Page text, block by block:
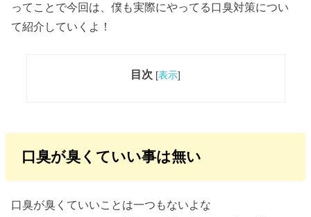
ってことで今回は、僕も実際にやってる口臭対策につい
て紹介していくよ！
目次 [表示]
口臭が臭くていい事は無い
口臭が臭くていいことは一つもないよな